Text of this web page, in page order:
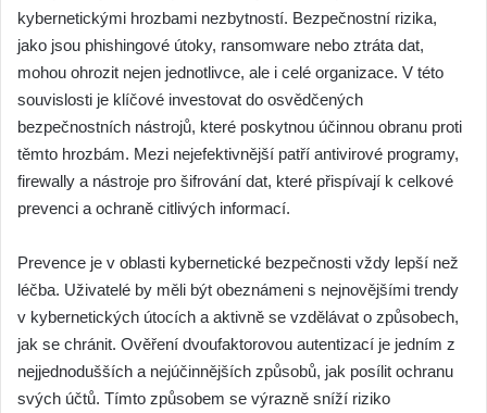
kybernetickými hrozbami nezbytností. Bezpečnostní rizika,
jako jsou phishingové útoky, ransomware nebo ztráta dat,
mohou ohrozit nejen jednotlivce, ale i celé organizace. V této
souvislosti je klíčové investovat do osvědčených
bezpečnostních nástrojů, které poskytnou účinnou obranu proti
těmto hrozbám. Mezi nejefektivnější patří antivirové programy,
firewally a nástroje pro šifrování dat, které přispívají k celkové
prevenci a ochraně citlivých informací.
Prevence je v oblasti kybernetické bezpečnosti vždy lepší než
léčba. Uživatelé by měli být obeznámeni s nejnovějšími trendy
v kybernetických útocích a aktivně se vzdělávat o způsobech,
jak se chránit. Ověření dvoufaktorovou autentizací je jedním z
nejjednodušších a nejúčinnějších způsobů, jak posílit ochranu
svých účtů. Tímto způsobem se výrazně sníží riziko